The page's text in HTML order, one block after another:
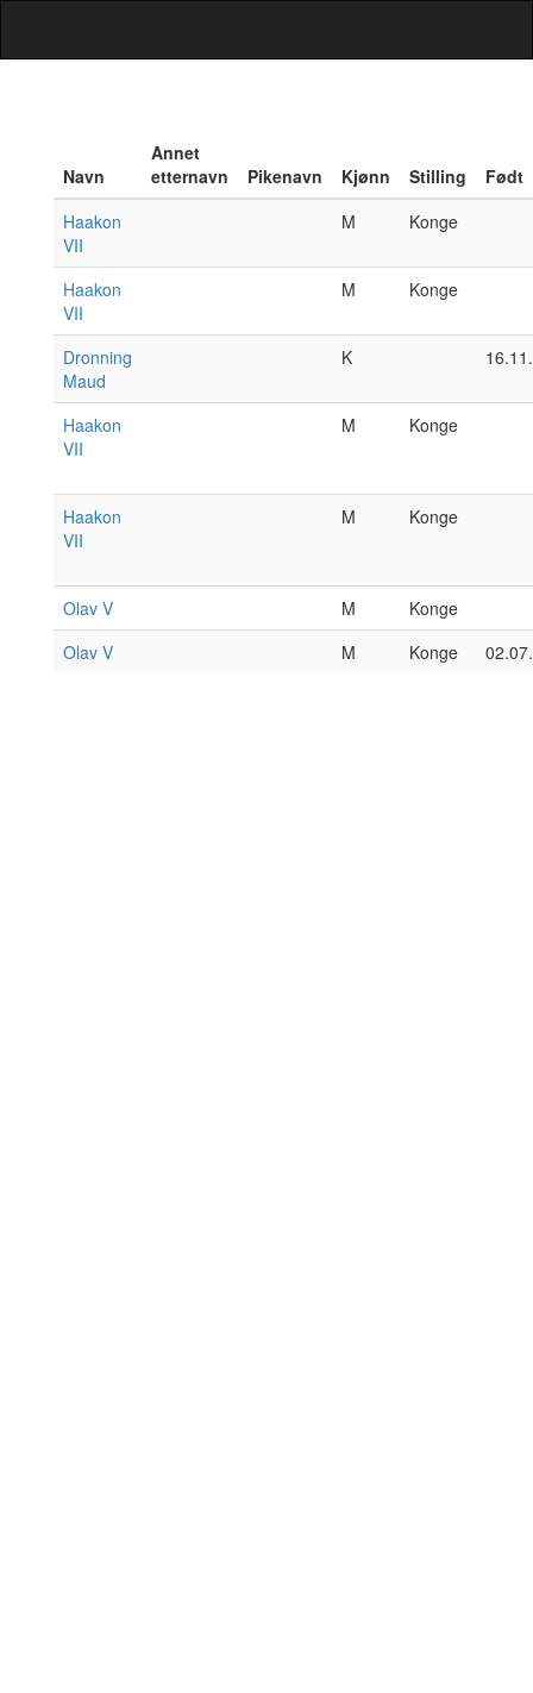
Navn
Annet
etternavn
Pikenavn Kjønn Stilling
Født
Haakon
VII
M Konge
Haakon
VII
M Konge
Dronning
Maud
K
Haakon
VII
M Konge
Haakon
VII
M Konge
Olav V M
Konge
Olav V
M Konge